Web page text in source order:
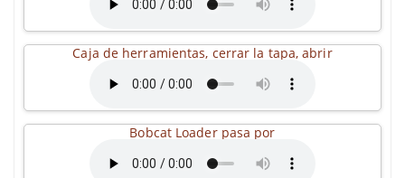
Caja de herramientas, cerrar la tapa, abrir
Bobcat Loader pasa por